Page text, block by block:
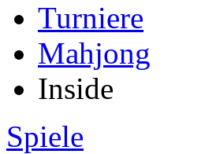
Turniere
Mahjong
Inside
Spiele